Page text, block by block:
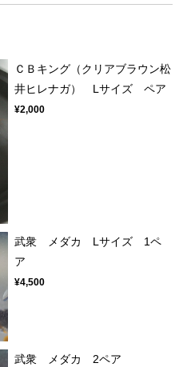
ＣＢキング（クリアブラウン松
井ヒレナガ） Lサイズ ペア
¥2,000
武衆 メダカ Lサイズ 1ペ
ア
¥4,500
武衆 メダカ 2ペア